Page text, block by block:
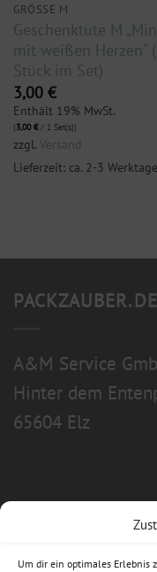
Um dir ein optimales Erlebnis
GRÖSSE M
Geschenktüte M
mit weißen Herzen“
Stück im Set)
3,00 €
Enthält 19% MwSt.
(3,00€/ 1 Set(s))
zzgl. Versand
Lieferzeit: ca. 2-3 Werktage
PACKZAUBER.DE
A&M Service
Hinter dem
65604 Elz
Allgemeine